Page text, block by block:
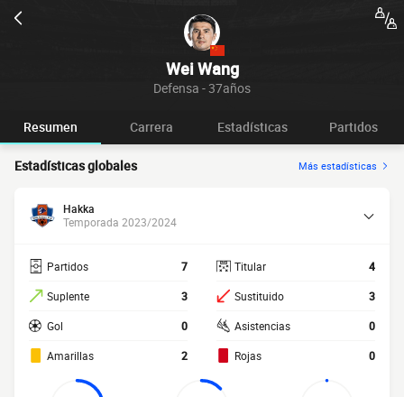
Wei Wang
Defensa - 37años
Resumen Carrera Estadísticas Partidos
Estadísticas globales Más estadísticas
Hakka
Temporada 2023/2024
Partidos 7
Suplente 3
Gol 0
Amarillas 2
Titular 4
Sustituido 3
Asistencias 0
Rojas 0